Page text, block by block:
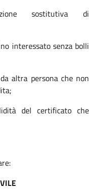
sostitutiva di
interessato senza bolli
altra persona che non
del certificato che